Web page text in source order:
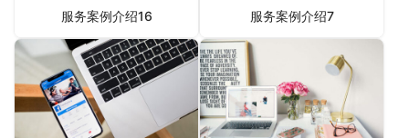
服务案例介绍16 服务案例介绍7